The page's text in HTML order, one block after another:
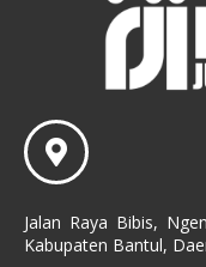
Jalan Raya Bibis,
Kabupaten Bantul,